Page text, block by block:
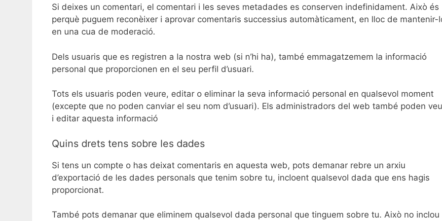
Si deixes un comentari, el comentari i les seves metadades es conserven indefinidament. Això és
perquè puguem reconèixer i aprovar comentaris successius automàticament, en lloc de mantenir-
en una cua de moderació.
Dels usuaris que es registren a la nostra web (si n’hi ha), també emmagatzemem la informació
personal que proporcionen en el seu perfil d’usuari.
Tots els usuaris poden veure, editar o eliminar la seva informació personal en qualsevol moment
(excepte que no poden canviar el seu nom d’usuari). Els administradors del web també poden
i editar aquesta informació
Quins drets tens sobre les dades
Si tens un compte o has deixat comentaris en aquesta web, pots demanar rebre un arxiu
d’exportació de les dades personals que tenim sobre tu, incloent qualsevol dada que ens hagis
proporcionat.
També pots demanar que eliminem qualsevol dada personal que tinguem sobre tu. Això no inclou